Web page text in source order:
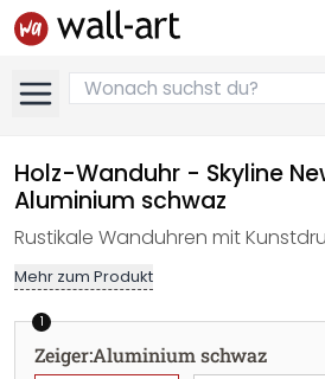
Holz-Wanduhr - Skyline
Aluminium schwaz
Rustikale Wanduhren mit
Mehr zum Produkt
1
Zeiger:Aluminium schwaz